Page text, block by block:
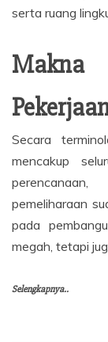
serta ruang
Makna
Secara
mencakup
pemeliharaan
pada
megah, tetapi
Selengkapnya..